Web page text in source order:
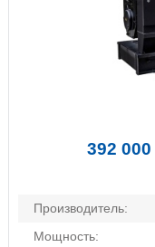
Производитель:
Мощность:
392 000